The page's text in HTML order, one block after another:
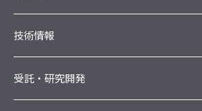
技術情報
受託・研究開発